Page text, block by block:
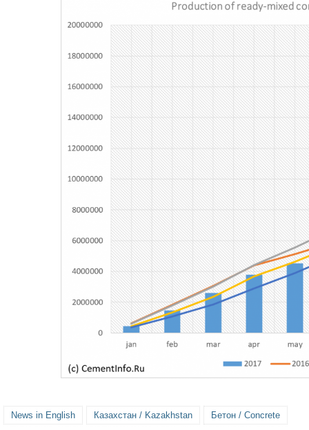
News in English Казахстан / Kazakhstan Бетон / Concrete